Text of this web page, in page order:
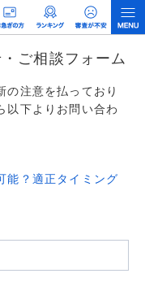
ご相談フォーム
の注意を払っており
以下よりお問い合わ
能？適正タイミング